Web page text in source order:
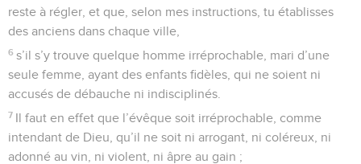
reste à régler, et que, selon mes instructions, tu établisses
des anciens dans chaque ville,
6 s’il s’y trouve quelque homme irréprochable, mari d’une
seule femme, ayant des enfants fidèles, qui ne soient ni
accusés de débauche ni indisciplinés.
7 Il faut en effet que l’évêque soit irréprochable, comme
intendant de Dieu, qu’il ne soit ni arrogant, ni coléreux, ni
adonné au vin, ni violent, ni âpre au gain ;